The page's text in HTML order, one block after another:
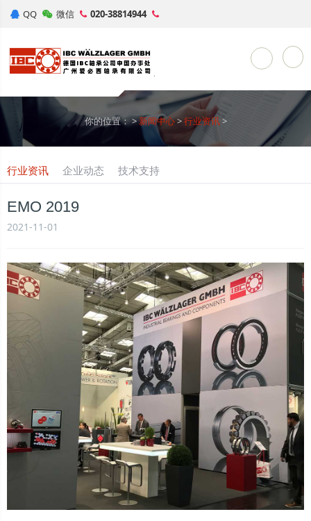
QQ 微信 020-38814944
Toggle
你的位置：>新闻中心>行业资讯>
行业资讯 企业动态 技术支持
EMO 2019
2021-11-01